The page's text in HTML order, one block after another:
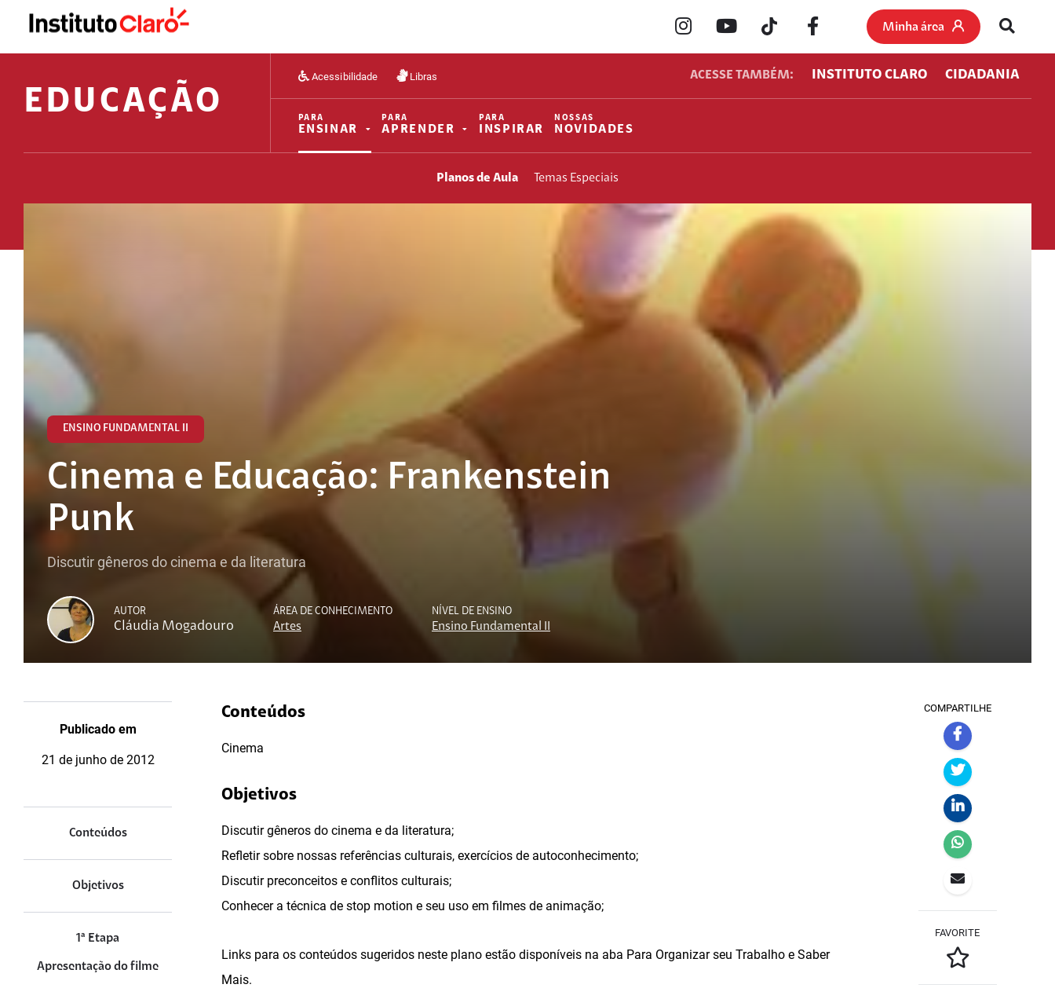
Minha área
EDUCAÇÃO
Acessibilidade Libras ACESSE TAMBÉM: INSTITUTO CLARO CIDADANIA
PARA
ENSINAR
PARA
APRENDER
PARA
INSPIRAR
NOSSAS
NOVIDADES
Planos de Aula Temas Especiais
ENSINO FUNDAMENTAL II
Cinema e Educação: Frankenstein
Punk
Discutir gêneros do cinema e da literatura
AUTOR
Cláudia Mogadouro
ÁREA DE CONHECIMENTO
Artes
NÍVEL DE ENSINO
Ensino Fundamental II
Publicado em
21 de junho de 2012
Conteúdos
Objetivos
1ª Etapa
Apresentação do filme
Conteúdos
Cinema
Objetivos
Discutir gêneros do cinema e da literatura;
Refletir sobre nossas referências culturais, exercícios de autoconhecimento;
Discutir preconceitos e conflitos culturais;
Conhecer a técnica de stop motion e seu uso em filmes de animação;
Links para os conteúdos sugeridos neste plano estão disponíveis na aba Para Organizar seu Trabalho e Saber
Mais.
COMPARTILHE
FAVORITE